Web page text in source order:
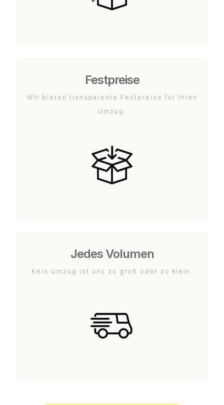
Festpreise
Wir bieten transparente Festpreise für Ihren
Umzug.
Jedes Volumen
Kein Umzug ist uns zu groß oder zu klein.